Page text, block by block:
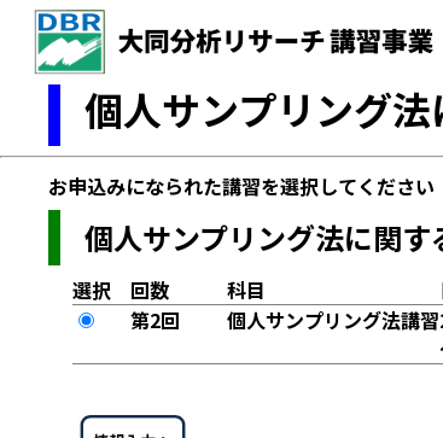
個人サンプリング
お申込みになられた講習を選択してください
個人サンプリング法に関す
選択 回数 科目
第2回
個人サンプリング法講習